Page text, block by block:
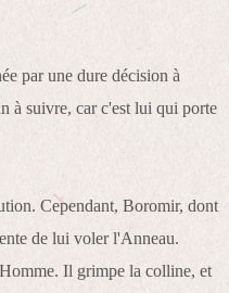
par une dure décision à
à suivre, car c'est lui qui porte
Cependant, Boromir, dont
de lui voler l'Anneau.
Il grimpe la colline, et